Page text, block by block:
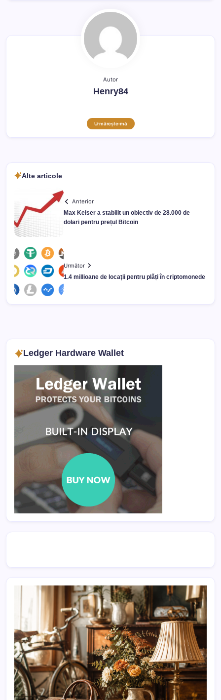
Autor
Henry84
Urmărește-mă
Alte articole
Anterior
Max Keiser a stabilit un obiectiv de 28.000 de
dolari pentru prețul Bitcoin
Următor
1.4 millioane de locații pentru plăți în criptomonede
Ledger Hardware Wallet